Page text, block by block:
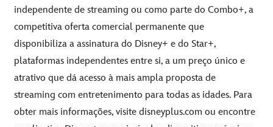
independente de streaming ou como parte do Combo+, a
competitiva oferta comercial permanente que
disponibiliza a assinatura do Disney+ e do Star+,
plataformas independentes entre si, a um preço único e
atrativo que dá acesso à mais ampla proposta de
streaming com entretenimento para todas as idades. Para
obter mais informações, visite disneyplus.com ou encontre